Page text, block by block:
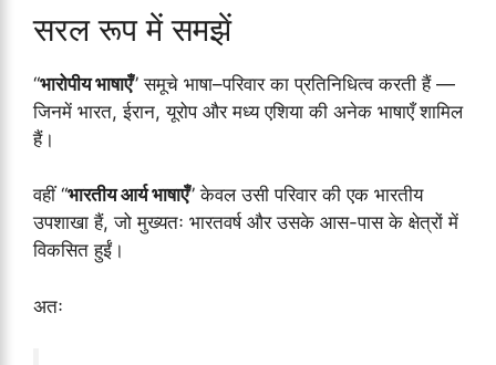
सरल रूप में समझें
“भारोपीय भाषाएँ” समूचे भाषा–परिवार का प्रतिनिधित्व करती हैं —
जिनमें भारत, ईरान, यूरोप और मध्य एशिया की अनेक भाषाएँ शामिल
हैं।
वहीं “भारतीय आर्य भाषाएँ” केवल उसी परिवार की एक भारतीय
उपशाखा हैं, जो मुख्यतः भारतवर्ष और उसके आस-पास के क्षेत्रों में
विकसित हुईं।
अतः